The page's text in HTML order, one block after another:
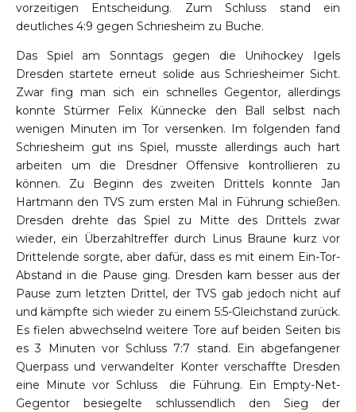
vorzeitigen Entscheidung. Zum Schluss stand ein
deutliches 4:9 gegen Schriesheim zu Buche.
Das Spiel am Sonntags gegen die Unihockey Igels
Dresden startete erneut solide aus Schriesheimer Sicht.
Zwar fing man sich ein schnelles Gegentor, allerdings
konnte Stürmer Felix Künnecke den Ball selbst nach
wenigen Minuten im Tor versenken. Im folgenden fand
Schriesheim gut ins Spiel, musste allerdings auch hart
arbeiten um die Dresdner Offensive kontrollieren zu
können. Zu Beginn des zweiten Drittels konnte Jan
Hartmann den TVS zum ersten Mal in Führung schießen.
Dresden drehte das Spiel zu Mitte des Drittels zwar
wieder, ein Überzahltreffer durch Linus Braune kurz vor
Drittelende sorgte, aber dafür, dass es mit einem Ein-Tor-
Abstand in die Pause ging. Dresden kam besser aus der
Pause zum letzten Drittel, der TVS gab jedoch nicht auf
und kämpfte sich wieder zu einem 5:5-Gleichstand zurück.
Es fielen abwechselnd weitere Tore auf beiden Seiten bis
es 3 Minuten vor Schluss 7:7 stand. Ein abgefangener
Querpass und verwandelter Konter verschaffte Dresden
eine Minute vor Schluss die Führung. Ein Empty-Net-
Gegentor besiegelte schlussendlich den Sieg der